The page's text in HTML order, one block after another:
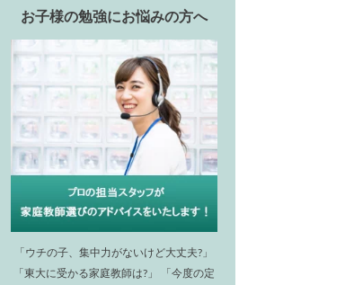
お子様の勉強にお悩みの方へ
「ウチの子、集中力がないけど大丈夫?」
「東大に受かる家庭教師は?」 「今度の定